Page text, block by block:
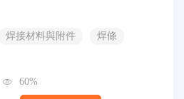
焊接材料與附件 焊條
60%